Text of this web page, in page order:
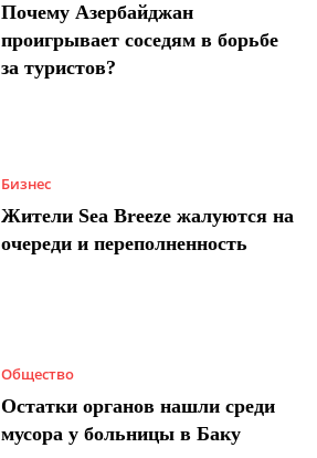
Почему Азербайджан
проигрывает соседям в борьбе
за туристов?
Бизнес
Жители Sea Breeze жалуются на
очереди и переполненность
Общество
Остатки органов нашли среди
мусора у больницы в Баку